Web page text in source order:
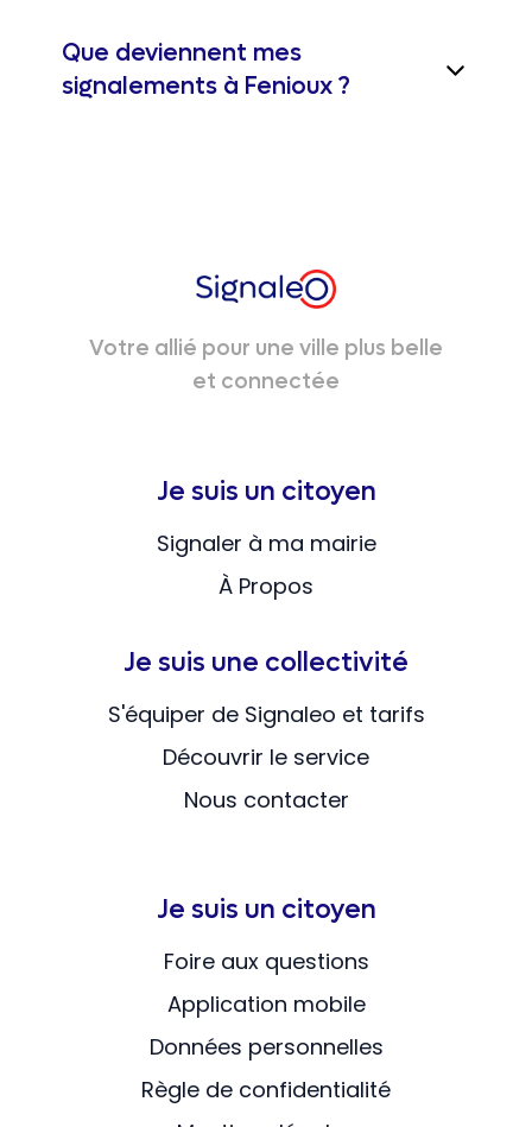
Que deviennent mes
signalements à Fenioux ?
Votre allié pour une ville plus belle
et connectée
Je suis un citoyen
Signaler à ma mairie
À Propos
Je suis une collectivité
S'équiper de Signaleo et tarifs
Découvrir le service
Nous contacter
Je suis un citoyen
Foire aux questions
Application mobile
Données personnelles
Règle de confidentialité